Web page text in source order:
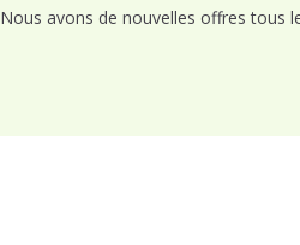
Nous avons de nouvelles offres tous